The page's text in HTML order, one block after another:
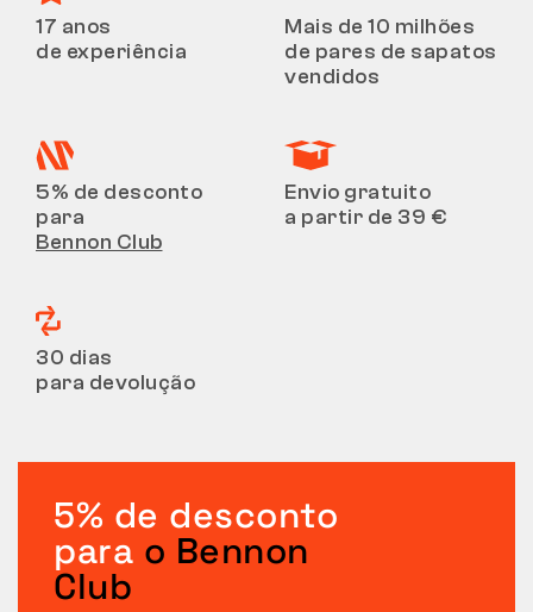
17 anos
de experiência
Mais de 10 milhões
de pares de sapatos
vendidos
5% de desconto
para
Bennon Club
Envio gratuito
a partir de 39 €
30 dias
para devolução
5% de desconto
para o Bennon
Club